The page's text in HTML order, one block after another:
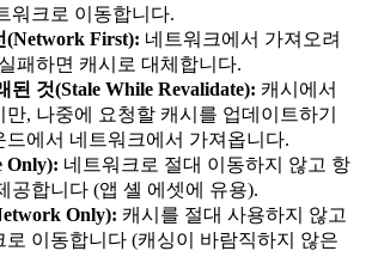
워크로 이동합니다.
(Network First): 네트워크에서 가져오려
패하면 캐시로 대체합니다.
된 것(Stale While Revalidate): 캐시에서
, 나중에 요청할 캐시를 업데이트하기
드에서 네트워크에서 가져옵니다.
Only): 네트워크로 절대 이동하지 않고 항
공합니다 (앱 셸 에셋에 유용).
Only): 캐시를 절대 사용하지 않고
로 이동합니다 (캐싱이 바람직하지 않은